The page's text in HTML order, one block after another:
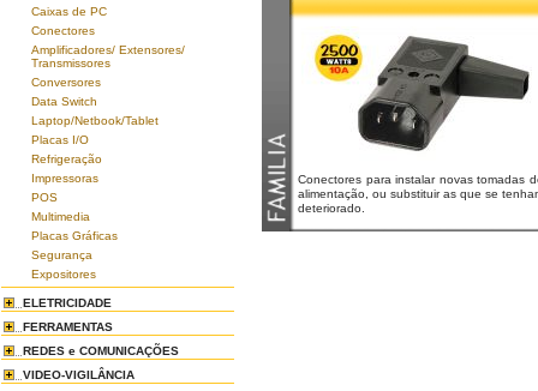
Caixas de PC
Conectores
Amplificadores/ Extensores/
Transmissores
Conversores
Data Switch
Laptop/Netbook/Tablet
Placas I/O
Refrigeração
Impressoras
POS
Multimedia
Placas Gráficas
Segurança
Expositores
ELETRICIDADE
FERRAMENTAS
REDES e COMUNICAÇÕES
VIDEO-VIGILÂNCIA
Conectores para instalar novas tomadas
alimentação, ou substituir as que se
deteriorado.